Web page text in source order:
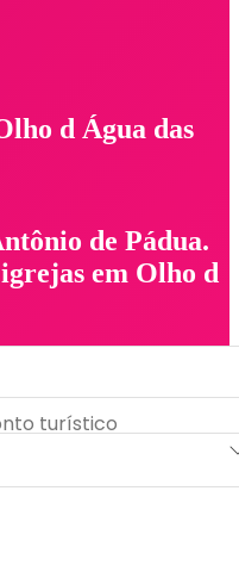
d Água das
de Pádua.
em Olho d